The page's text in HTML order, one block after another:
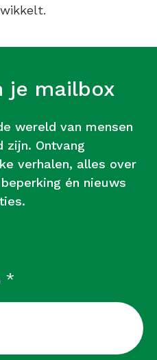
je mailbox
wereld van mensen
zijn. Ontvang
verhalen, alles over
én nieuws
*verplicht